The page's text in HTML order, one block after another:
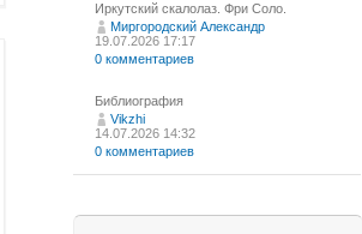
Иркутский скалолаз. Фри Соло.
Миргородский Александр
19.07.2026 17:17
0 комментариев
Библиография
Vikzhi
14.07.2026 14:32
0 комментариев